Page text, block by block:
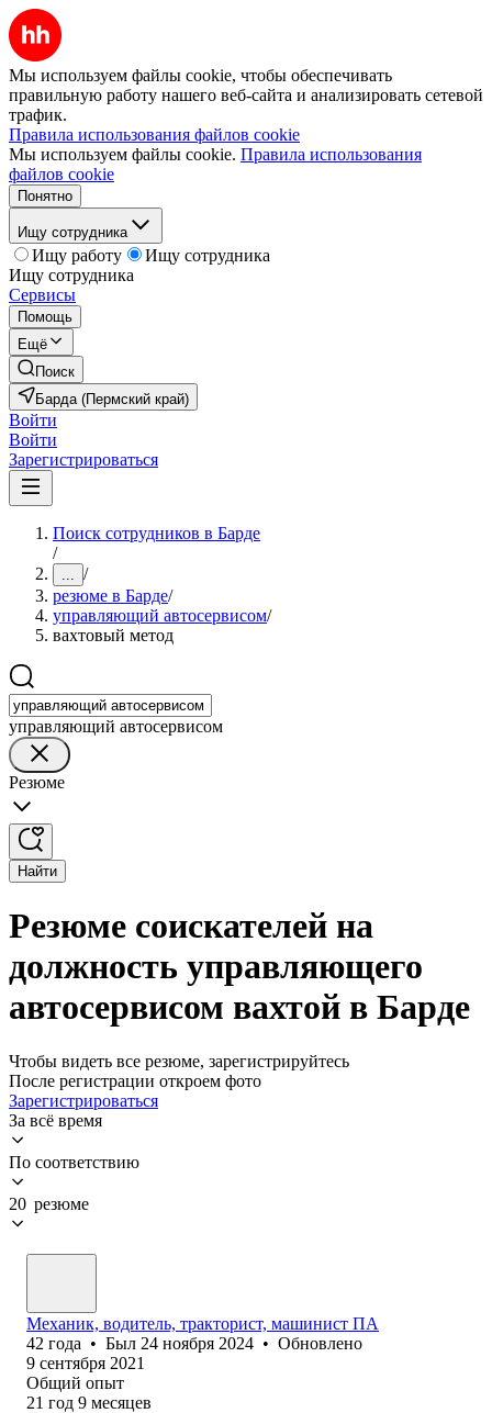
Мы используем файлы cookie, чтобы обеспечивать
правильную работу нашего веб-сайта и анализировать сетевой
трафик.
Правила использования файлов cookie
Мы используем файлы cookie. Правила использования
файлов cookie
Понятно
Ищу сотрудника
Ищу работу
Ищу сотрудника
Ищу сотрудника
Сервисы
Помощь
Ещё
Поиск
Барда (Пермский край)
Войти
Войти
Зарегистрироваться
Поиск сотрудников в Барде
/
... /
резюме в Барде/
управляющий автосервисом/
вахтовый метод
управляющий автосервисом
Резюме
Найти
Резюме соискателей на
должность управляющего
автосервисом вахтой в Барде
Чтобы видеть все резюме, зарегистрируйтесь
После регистрации откроем фото
Зарегистрироваться
За всё время
По соответствию
20 резюме
Механик, водитель, тракторист, машинист ПА
42 года • Был 24 ноября 2024 • Обновлено
9 сентября 2021
Общий опыт
21 год 9 месяцев